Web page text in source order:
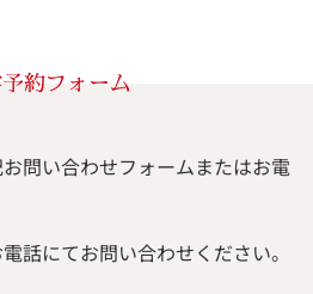
約フォーム
問い合わせフォームまたはお電
話にてお問い合わせください。